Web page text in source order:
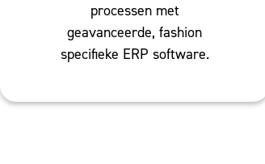
processen met
geavanceerde, fashion
specifieke ERP software.